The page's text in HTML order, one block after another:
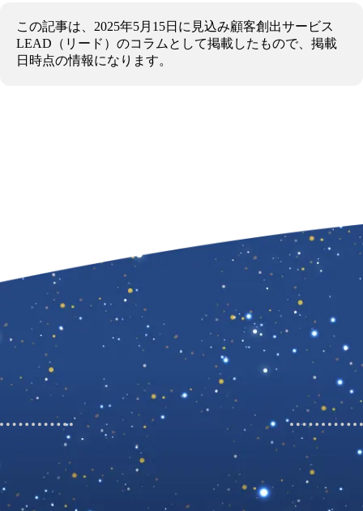
この記事は、2025年5月15日に見込み顧客創出サービス
LEAD（リード）のコラムとして掲載したもので、掲載
日時点の情報になります。